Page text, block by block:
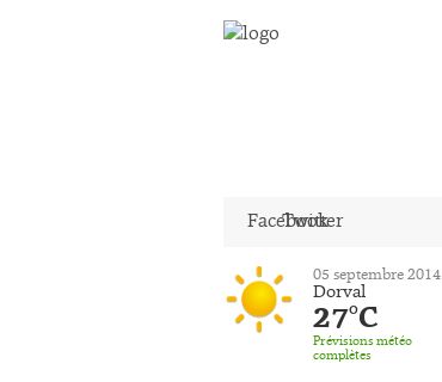
Facebook
Twitter
05 septembre 2014
Dorval
27°C
Prévisions météo
complètes